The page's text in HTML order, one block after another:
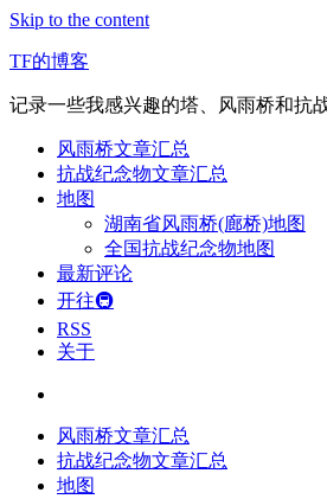
Skip to the content
TF的博客
记录一些我感兴趣的塔、风雨桥和抗
风雨桥文章汇总
抗战纪念物文章汇总
地图
湖南省风雨桥(廊桥)地图
全国抗战纪念物地图
最新评论
开往🚇
RSS
关于
风雨桥文章汇总
抗战纪念物文章汇总
地图